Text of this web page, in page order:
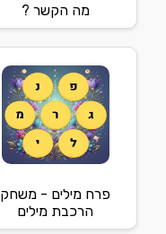
מה הקשר ?
פרח מילים - משחק
הרכבת מילים